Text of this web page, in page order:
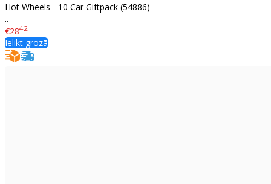
Hot Wheels - 10 Car Giftpack (54886)
..
€2842
Ielikt grozā